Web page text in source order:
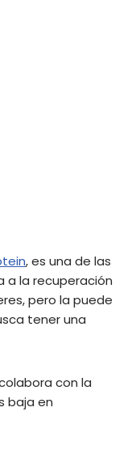
, es una de las
a la recuperación
pero la puede
tener una
con la
baja en